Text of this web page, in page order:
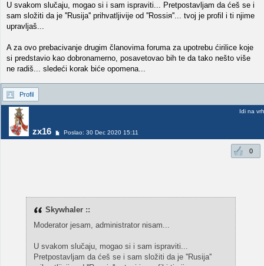
U svakom slučaju, mogao si i sam ispraviti... Pretpostavljam da ćeš se i
sam složiti da je ''Rusija'' prihvatljivije od ''Rossiя''... tvoj je profil i ti njime
upravljaš...
A za ovo prebacivanje drugim članovima foruma za upotrebu ćirilice koje
si predstavio kao dobronamerno, posavetovao bih te da tako nešto više
ne radiš... sledeći korak biće opomena...
Profil
zx16 Poslao: 30 Dec 2020 15:11
Idi na vrh
0
Skywhaler ::
Moderator jesam, administrator nisam...
U svakom slučaju, mogao si i sam ispraviti...
Pretpostavljam da ćeš se i sam složiti da je ''Rusija''